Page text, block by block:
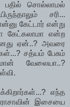
பதில் சொல்லாமல்
சரி...
கேட்டார் என்று
கேட்கலாமா என்ற
ஏன்..? அவரை
சத்யம் பேசும்
வேலையா..?
எந்த
ராசாவின் இசையை